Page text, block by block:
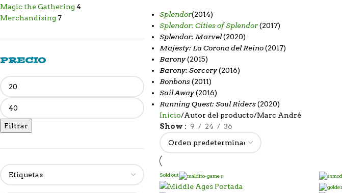
Magic the Gathering 4
Merchandising 7
PRECIO
Filtrar
Splendor(2014)
Splendor: Cities of Splendor(2017)
Splendor: Marvel(2020)
Majesty: La Corona del Reino(2017)
Barony(2015)
Barony: Sorcery(2016)
Bonbons(2011)
Sail Away(2016)
Running Quest: Soul Riders(2020)
Inicio Autor del producto Marc André
Show
9 24 36
Sold out